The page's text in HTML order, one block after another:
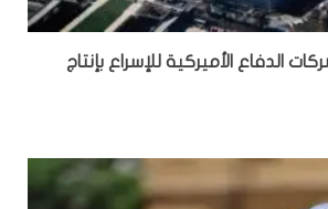
الدفاع الأميركية للإسراع بإنتاج